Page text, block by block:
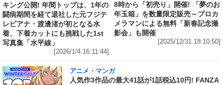
キング公開! 年間トップは、1年の
闘病期間を経て退社した元フジテ
レビアナ・渡邊渚が初となる水
着、下着カットにも挑戦した1st
写真集「水平線」
[2026/1/4 16:11:44]
8時から「初売り」開催! 「夢のお
年玉箱」を数量限定販売～プロカ
メラマンによる無料「新春記念撮
影会」も開催
[2025/12/31 18:10:50]
アニメ・マンガ
人気作3作品の最大41話が1話税込10円! FANZA